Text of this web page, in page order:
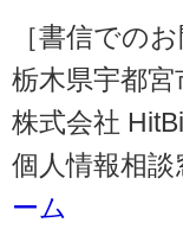
［書信でのお
栃木県宇都
株式会社
個人情報相
ーム